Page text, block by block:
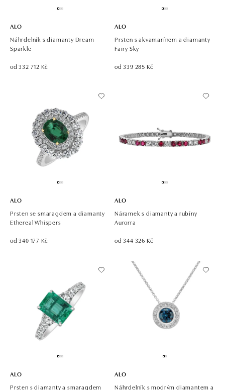
ALO
Náhrdelník s diamanty Dream
Sparkle
od 332 712 Kč
ALO
Prsten s akvamarínem a diamanty
Fairy Sky
od 339 285 Kč
ALO
Prsten se smaragdem a diamanty
Ethereal Whispers
od 340 177 Kč
ALO
Náramek s diamanty a rubíny
Aurorra
od 344 326 Kč
ALO
Prsten s diamanty a smaragdem
ALO
Náhrdelník s modrým diamantem a